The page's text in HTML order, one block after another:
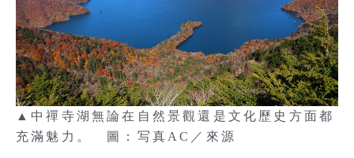
▲中禪寺湖無論在自然景觀還是文化歷史方面都
充滿魅力。 圖：写真AC／來源